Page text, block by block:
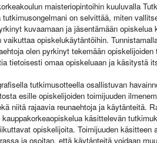
maisteriopintoihin kuuluvalla
on selvittää, miten
kuvaamaan ja jäsentämään opiskelua
opiskelukäytäntöihin.
olen pyrkinyt tekemään
tietoisesti omaa opiskeluaan ja käsitystä
tutkimusotteella osallistuvan
esille opiskelijoiden toimijuuden
niitä rajaavia reunaehtoja ja käytänteitä.
käsittelevän
opiskelijoita. Toimijuuden käsitteen
ja osoitan, että käytänteitä voidaan